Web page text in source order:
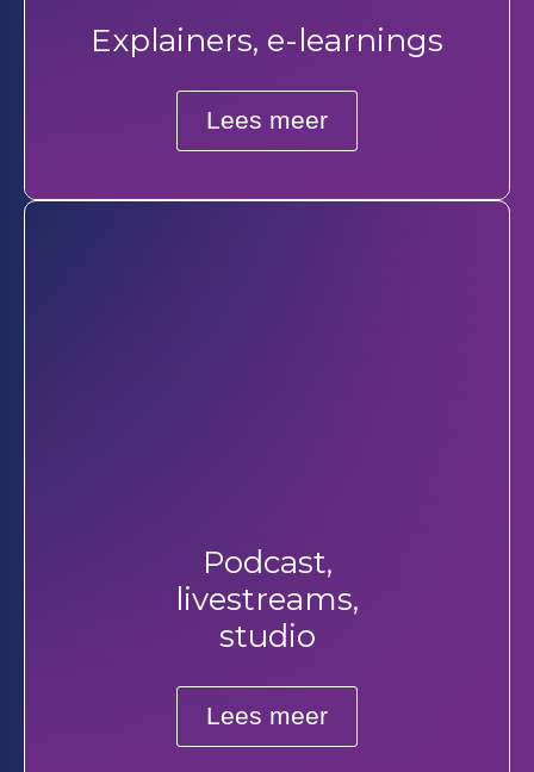
Explainers, e-learnings
Lees meer
Podcast,
livestreams,
studio
Lees meer